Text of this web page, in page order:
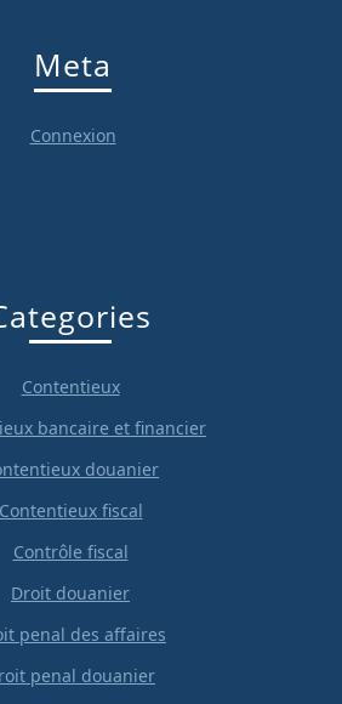
Meta
Connexion
Contentieux
bancaire et financier
douanier
Contentieux fiscal
Contrôle fiscal
Droit douanier
penal des affaires
penal douanier